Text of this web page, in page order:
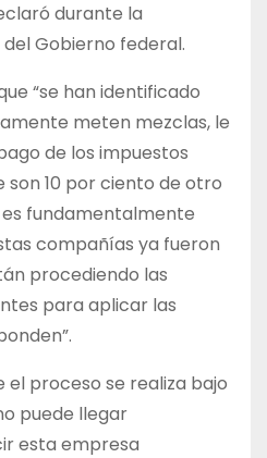
durante la
Gobierno federal.
“se han identificado
meten mezclas, le
de los impuestos
10 por ciento de otro
fundamentalmente
compañías ya fueron
procediendo las
para aplicar las
el proceso se realiza bajo
puede llegar
esta empresa